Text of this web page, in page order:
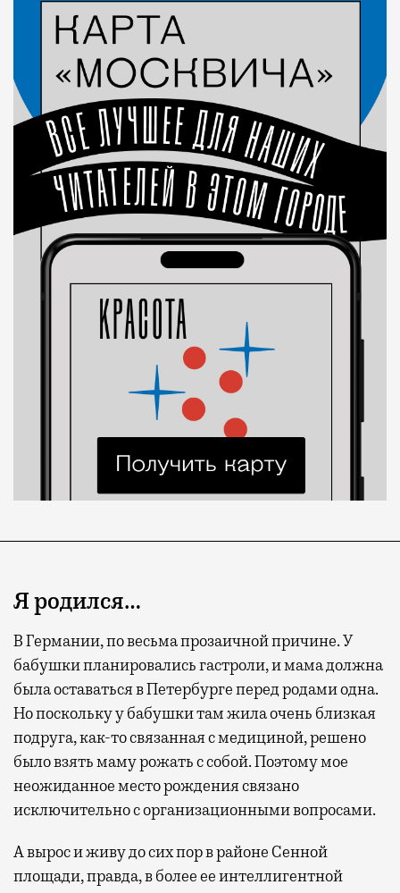
Я родился…
В Германии, по весьма прозаичной причине. У
бабушки планировались гастроли, и мама должна
была оставаться в Петербурге перед родами одна.
Но поскольку у бабушки там жила очень близкая
подруга, как-то связанная с медициной, решено
было взять маму рожать с собой. Поэтому мое
неожиданное место рождения связано
исключительно с организационными вопросами.
А вырос и живу до сих пор в районе Сенной
площади, правда, в более ее интеллигентной